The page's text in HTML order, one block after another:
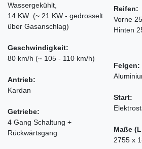
Wassergekühlt,
14 KW (~ 21 KW - gedrosselt
über Gasanschlag)
Geschwindigkeit:
80 km/h (~ 105 - 110 km/h)
Antrieb:
Kardan
Getriebe:
4 Gang Schaltung +
Rückwärtsgang
Reifen:
Vorne
Hinten
Felgen:
Start:
Maße
2755 x